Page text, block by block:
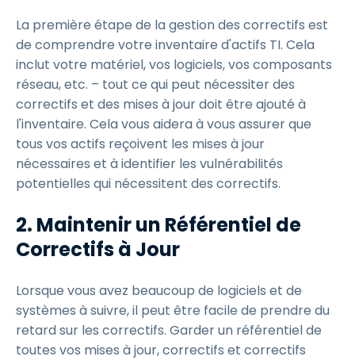
La première étape de la gestion des correctifs est
de comprendre votre inventaire d'actifs TI. Cela
inclut votre matériel, vos logiciels, vos composants
réseau, etc. – tout ce qui peut nécessiter des
correctifs et des mises à jour doit être ajouté à
l'inventaire. Cela vous aidera à vous assurer que
tous vos actifs reçoivent les mises à jour
nécessaires et à identifier les vulnérabilités
potentielles qui nécessitent des correctifs.
2. Maintenir un Référentiel de
Correctifs à Jour
Lorsque vous avez beaucoup de logiciels et de
systèmes à suivre, il peut être facile de prendre du
retard sur les correctifs. Garder un référentiel de
toutes vos mises à jour, correctifs et correctifs